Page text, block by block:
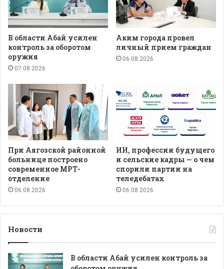
В области Абай усилен
контроль за оборотом
оружия
07.08.2026
Аким города провел
личный прием граждан
06.08.2026
При Аягозской районной
больнице построено
современное МРТ-
отделение
06.08.2026
ИИ, профессии будущего
и сельские кадры — о чем
спорили партии на
теледебатах
06.08.2026
Новости
В области Абай усилен контроль за